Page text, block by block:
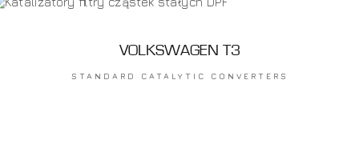
VOLKSWAGEN T3
STANDARD CATALYTIC CONVERTERS